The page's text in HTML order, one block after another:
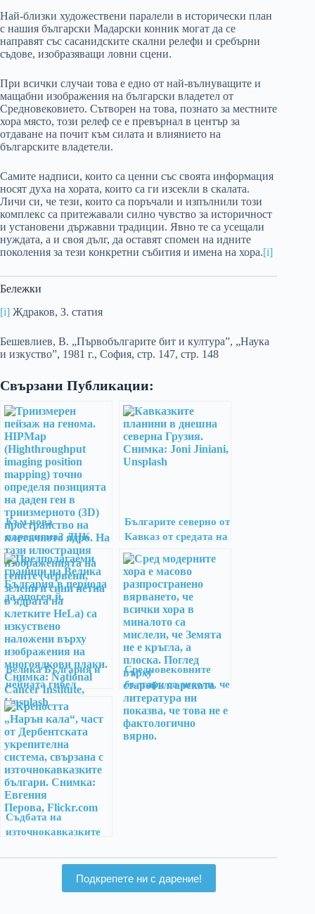
Най-близки художествени паралели в исторически план
с нашия български Мадарски конник могат да се
направят със сасанидските скални релефи и сребърни
съдове, изобразяващи ловни сцени.
При всички случаи това е едно от най-вълнуващите и
мащабни изображения на български владетел от
Средновековието. Сътворен на това, познато за местните
хора място, този релеф се е превърнал в център за
отдаване на почит към силата и влиянието на
българските владетели.
Самите надписи, които са ценни със своята информация
носят духа на хората, които са ги изсекли в скалата.
Личи си, че тези, които са поръчали и изпълнили този
комплекс са притежавали силно чувство за историчност
и установени държавни традиции. Явно те са усещали
нуждата, а и своя дълг, да оставят спомен на идните
поколения за тези конкретни събития и имена на хора.[i]
Бележки
[i] Ждраков, З. статия
Бешевлиев, В. „Първобългарите бит и култура”, „Наука
и изкуство”, 1981 г., София, стр. 147, стр. 148
Свързани Публикации:
Към нова
парадигма? ДНК
революцията в
историческите
изследвания и
следствията и за
България
Българите северно от
Кавказ от средата на
V до края на VI век
Велика България и
нейната гибел
Средновековните
българи са знаели, че
Земята е кръгла
Съдбата на
източнокавказките
век
Подкрепете ни с дарение!